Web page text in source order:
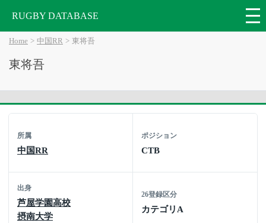
RUGBY DATABASE
Home 中国RR 東将吾
東将吾
所属
中国RR
ポジション
CTB
出身
芦屋学園高校
摂南大学
26登録区分
カテゴリA